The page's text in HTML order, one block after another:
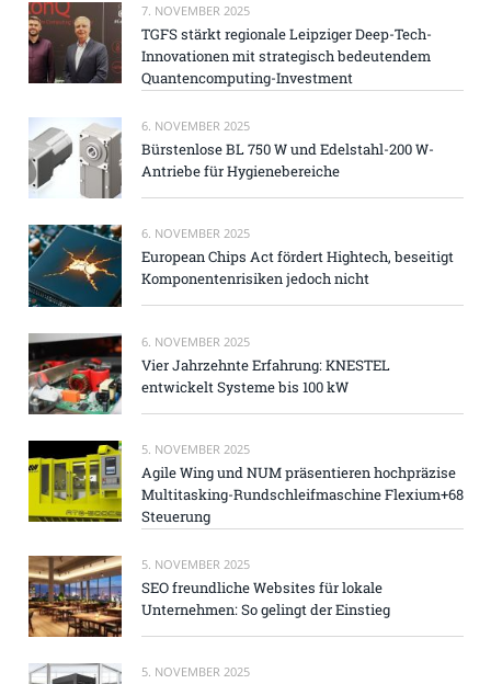
7. NOVEMBER 2025
TGFS stärkt regionale Leipziger Deep-Tech-
Innovationen mit strategisch bedeutendem
Quantencomputing-Investment
6. NOVEMBER 2025
Bürstenlose BL 750 W und Edelstahl-200 W-
Antriebe für Hygienebereiche
6. NOVEMBER 2025
European Chips Act fördert Hightech, beseitigt
Komponentenrisiken jedoch nicht
6. NOVEMBER 2025
Vier Jahrzehnte Erfahrung: KNESTEL
entwickelt Systeme bis 100 kW
5. NOVEMBER 2025
Agile Wing und NUM präsentieren hochpräzise
Multitasking-Rundschleifmaschine Flexium+68
Steuerung
5. NOVEMBER 2025
SEO freundliche Websites für lokale
Unternehmen: So gelingt der Einstieg
5. NOVEMBER 2025